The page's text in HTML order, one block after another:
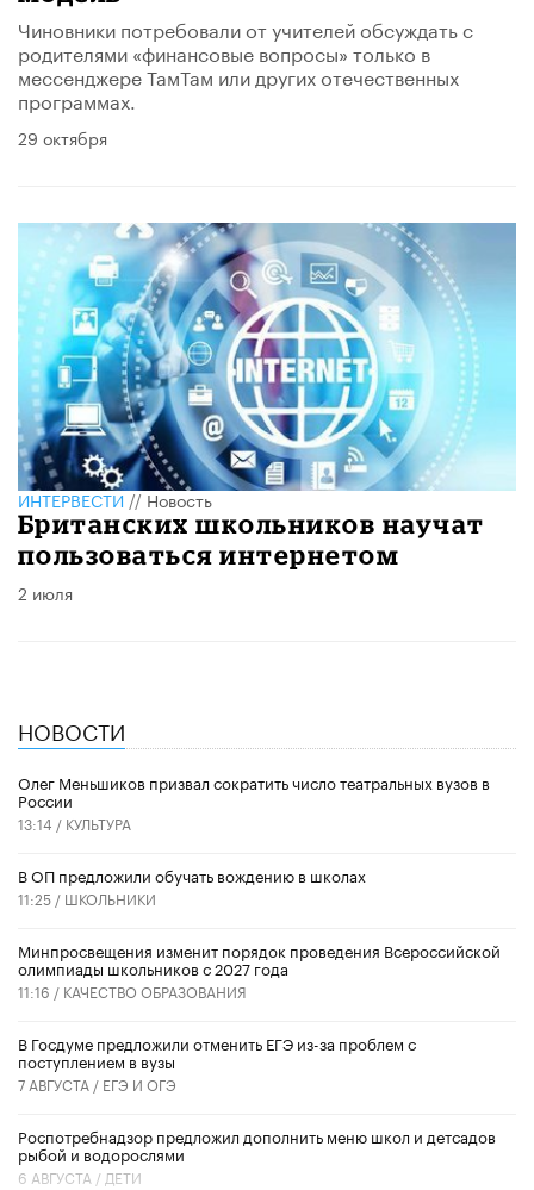
Чиновники потребовали от учителей обсуждать с
родителями «финансовые вопросы» только в
мессенджере ТамТам или других отечественных
программах.
29 октября
ИНТЕРВЕСТИ//Новость
Британских школьников научат
пользоваться интернетом
2 июля
НОВОСТИ
Олег Меньшиков призвал сократить число театральных вузов в
России
13:14 / КУЛЬТУРА
В ОП предложили обучать вождению в школах
11:25 / ШКОЛЬНИКИ
Минпросвещения изменит порядок проведения Всероссийской
олимпиады школьников с 2027 года
11:16 / КАЧЕСТВО ОБРАЗОВАНИЯ
В Госдуме предложили отменить ЕГЭ из-за проблем с
поступлением в вузы
7 АВГУСТА / ЕГЭ И ОГЭ
Роспотребнадзор предложил дополнить меню школ и детсадов
рыбой и водорослями
6 АВГУСТА / ДЕТИ